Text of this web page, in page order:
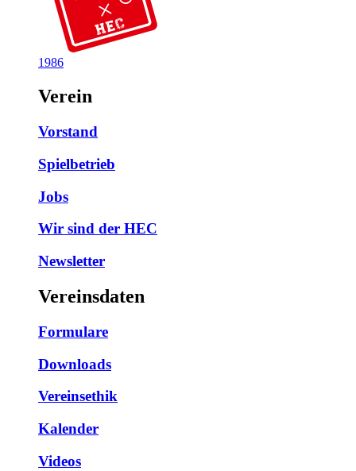
1986
Verein
Vorstand
Spielbetrieb
Jobs
Wir sind der HEC
Newsletter
Vereinsdaten
Formulare
Downloads
Vereinsethik
Kalender
Videos